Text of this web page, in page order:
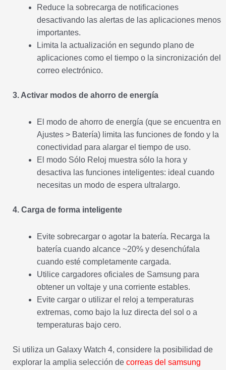
Reduce la sobrecarga de notificaciones
desactivando las alertas de las aplicaciones menos
importantes.
Limita la actualización en segundo plano de
aplicaciones como el tiempo o la sincronización del
correo electrónico.
3. Activar modos de ahorro de energía
El modo de ahorro de energía (que se encuentra en
Ajustes > Batería) limita las funciones de fondo y la
conectividad para alargar el tiempo de uso.
El modo Sólo Reloj muestra sólo la hora y
desactiva las funciones inteligentes: ideal cuando
necesitas un modo de espera ultralargo.
4. Carga de forma inteligente
Evite sobrecargar o agotar la batería. Recarga la
batería cuando alcance ~20% y desenchúfala
cuando esté completamente cargada.
Utilice cargadores oficiales de Samsung para
obtener un voltaje y una corriente estables.
Evite cargar o utilizar el reloj a temperaturas
extremas, como bajo la luz directa del sol o a
temperaturas bajo cero.
Si utiliza un Galaxy Watch 4, considere la posibilidad de
explorar la amplia selección de correas del samsung